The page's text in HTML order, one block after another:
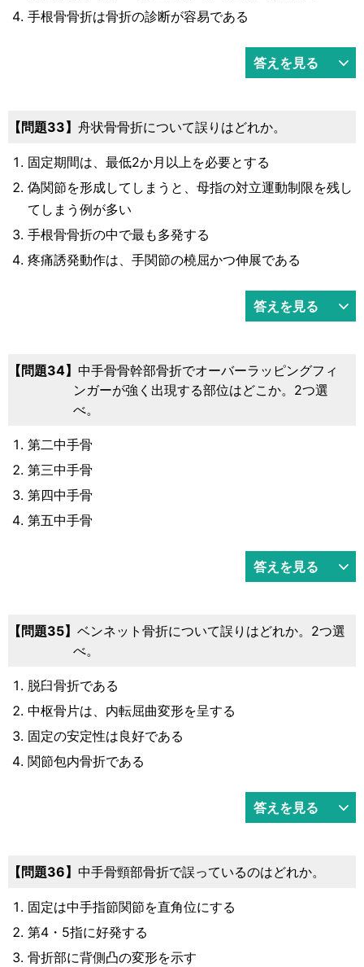
手根骨骨折は骨折の診断が容易である
答えを見る
問題33 舟状骨骨折について誤りはどれか。
固定期間は、最低2か月以上を必要とする
偽関節を形成してしまうと、母指の対立運動制限を残し
てしまう例が多い
手根骨骨折の中で最も多発する
疼痛誘発動作は、手関節の橈屈かつ伸展である
答えを見る
問題34
中手骨骨幹部骨折でオーバーラッピングフィ
ンガーが強く出現する部位はどこか。2つ選
べ。
第二中手骨
第三中手骨
第四中手骨
第五中手骨
答えを見る
問題35
ベンネット骨折について誤りはどれか。2つ選
べ。
脱臼骨折である
中枢骨片は、内転屈曲変形を呈する
固定の安定性は良好である
関節包内骨折である
答えを見る
問題36 中手骨頸部骨折で誤っているのはどれか。
固定は中手指節関節を直角位にする
第4・5指に好発する
骨折部に背側凸の変形を示す